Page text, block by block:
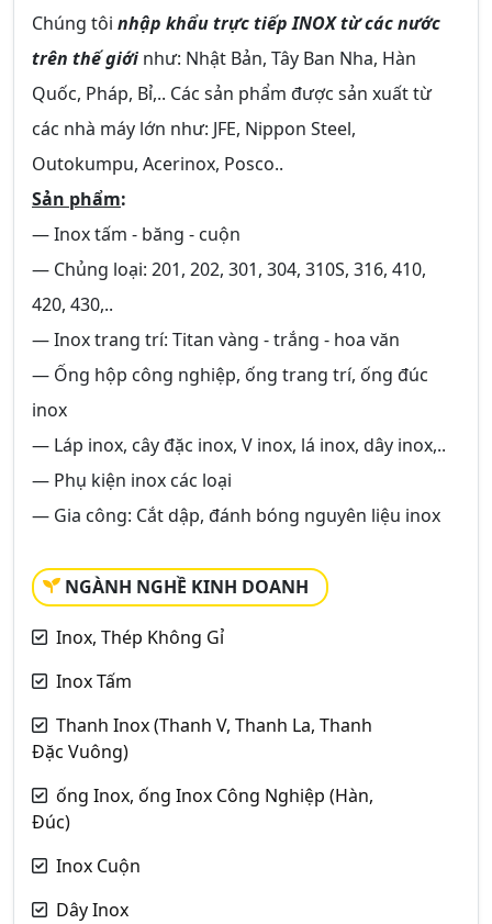
Chúng tôi nhập khẩu trực tiếp INOX từ các nước
trên thế giới như: Nhật Bản, Tây Ban Nha, Hàn
Quốc, Pháp, Bỉ,.. Các sản phẩm được sản xuất từ
các nhà máy lớn như: JFE, Nippon Steel,
Outokumpu, Acerinox, Posco..
Sản phẩm:
― Inox tấm - băng - cuộn
― Chủng loại: 201, 202, 301, 304, 310S, 316, 410,
420, 430,..
― Inox trang trí: Titan vàng - trắng - hoa văn
― Ống hộp công nghiệp, ống trang trí, ống đúc
inox
― Láp inox, cây đặc inox, V inox, lá inox, dây inox,..
― Phụ kiện inox các loại
― Gia công: Cắt dập, đánh bóng nguyên liệu inox
NGÀNH NGHỀ KINH DOANH
Inox, Thép Không Gỉ
Inox Tấm
Thanh Inox (Thanh V, Thanh La, Thanh
Đặc Vuông)
ống Inox, ống Inox Công Nghiệp (Hàn,
Đúc)
Inox Cuộn
Dây Inox